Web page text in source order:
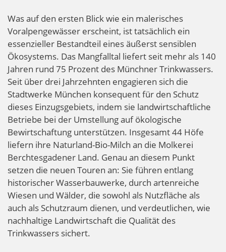
Was auf den ersten Blick wie ein malerisches
Voralpengewässer erscheint, ist tatsächlich ein
essenzieller Bestandteil eines äußerst sensiblen
Ökosystems. Das Mangfalltal liefert seit mehr als 140
Jahren rund 75 Prozent des Münchner Trinkwassers.
Seit über drei Jahrzehnten engagieren sich die
Stadtwerke München konsequent für den Schutz
dieses Einzugsgebiets, indem sie landwirtschaftliche
Betriebe bei der Umstellung auf ökologische
Bewirtschaftung unterstützen. Insgesamt 44 Höfe
liefern ihre Naturland-Bio-Milch an die Molkerei
Berchtesgadener Land. Genau an diesem Punkt
setzen die neuen Touren an: Sie führen entlang
historischer Wasserbauwerke, durch artenreiche
Wiesen und Wälder, die sowohl als Nutzfläche als
auch als Schutzraum dienen, und verdeutlichen, wie
nachhaltige Landwirtschaft die Qualität des
Trinkwassers sichert.